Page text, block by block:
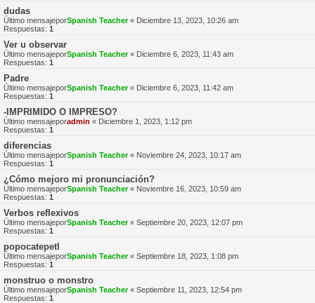
dudas
Último mensajeporSpanish Teacher« Diciembre 13, 2023, 10:26 am
Respuestas: 1
Ver u observar
Último mensajeporSpanish Teacher« Diciembre 6, 2023, 11:43 am
Respuestas: 1
Padre
Último mensajeporSpanish Teacher« Diciembre 6, 2023, 11:42 am
Respuestas: 1
-IMPRIMIDO O IMPRESO?
Último mensajeporadmin « Diciembre 1, 2023, 1:12 pm
Respuestas: 1
diferencias
Último mensajeporSpanish Teacher« Noviembre 24, 2023, 10:17 am
Respuestas: 1
¿Cómo mejoro mi pronunciación?
Último mensajeporSpanish Teacher« Noviembre 16, 2023, 10:59 am
Respuestas: 1
Verbos reflexivos
Último mensajeporSpanish Teacher« Septiembre 20, 2023, 12:07 pm
Respuestas: 1
popocatepetl
Último mensajeporSpanish Teacher« Septiembre 18, 2023, 1:08 pm
Respuestas: 1
monstruo o monstro
Último mensajeporSpanish Teacher« Septiembre 11, 2023, 12:54 pm
Respuestas: 1